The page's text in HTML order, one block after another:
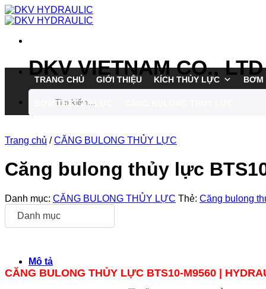
Chuyển
đến
dung
DKV VIETNAM CO., LTD
Tìm
TRANG CHỦ GIỚI THIỆU KÍCH THỦY LỰC BƠM
BƠM TEST ÁP LỰC
Trang chủ / CĂNG BULONG THỦY LỰC
Căng bulong thủy lực
Danh mục: CĂNG BULONG THỦY LỰC Thẻ: Căng bulong
Danh mục
Mô tả
CĂNG BULONG THỦY LỰC BTS10-M9560 |